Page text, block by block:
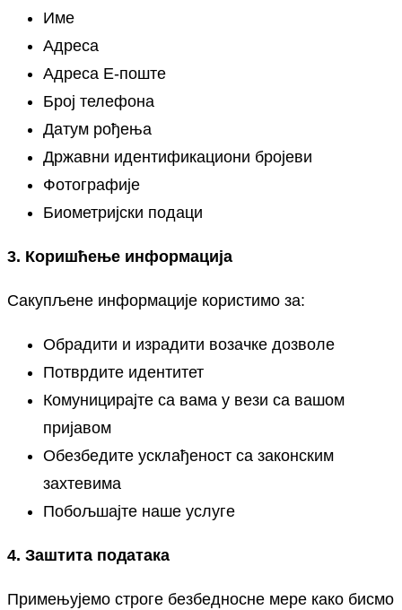
Име
Адреса
Адреса Е-поште
Број телефона
Датум рођења
Државни идентификациони бројеви
Фотографије
Биометријски подаци
3. Коришћење информација
Сакупљене информације користимо за:
Обрадити и израдити возачке дозволе
Потврдите идентитет
Комуницирајте са вама у вези са вашом
пријавом
Обезбедите усклађеност са законским
захтевима
Побољшајте наше услуге
4. Заштита података
Примењујемо строге безбедносне мере како бисмо